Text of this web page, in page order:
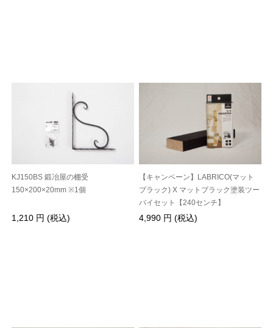
KJ150BS 鍛冶屋の棚受
150×200×20mm ※1個
1,210 円 (税込)
【キャンペーン】LABRICO(マット
ブラック) X マットブラック塗装ツー
バイセット【240センチ】
4,990 円 (税込)